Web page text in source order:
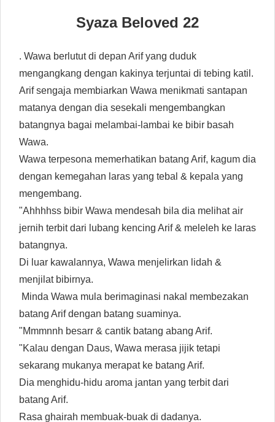
Syaza Beloved 22
. Wawa berlutut di depan Arif yang duduk
mengangkang dengan kakinya terjuntai di tebing katil.
Arif sengaja membiarkan Wawa menikmati santapan
matanya dengan dia sesekali mengembangkan
batangnya bagai melambai-lambai ke bibir basah
Wawa.
Wawa terpesona memerhatikan batang Arif, kagum dia
dengan kemegahan laras yang tebal & kepala yang
mengembang.
"Ahhhhss bibir Wawa mendesah bila dia melihat air
jernih terbit dari lubang kencing Arif & meleleh ke laras
batangnya.
Di luar kawalannya, Wawa menjelirkan lidah &
menjilat bibirnya.
Minda Wawa mula berimaginasi nakal membezakan
batang Arif dengan batang suaminya.
"Mmmnnh besarr & cantik batang abang Arif.
"Kalau dengan Daus, Wawa merasa jijik tetapi
sekarang mukanya merapat ke batang Arif.
Dia menghidu-hidu aroma jantan yang terbit dari
batang Arif.
Rasa ghairah membuak-buak di dadanya.